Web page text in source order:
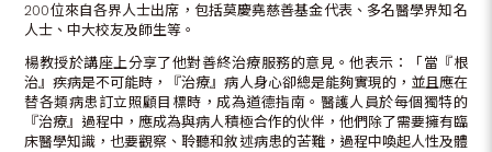
200位來自各界人士出席，包括莫慶堯慈善基金代表、多名醫學界知名
人士、中大校友及師生等。
楊教授於講座上分享了他對善終治療服務的意見。他表示：「當『根
治』疾病是不可能時，『治療』病人身心卻總是能夠實現的，並且應在
替各類病患訂立照顧目標時，成為道德指南。醫護人員於每個獨特的
『治療』過程中，應成為與病人積極合作的伙伴，他們除了需要擁有臨
床醫學知識，也要觀察、聆聽和敘述病患的苦難，過程中喚起人性及體